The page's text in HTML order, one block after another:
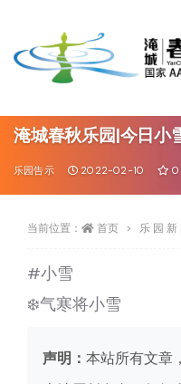
淹城春秋乐园|今日小
乐园告示 2022-02-10 0
当前位置： 首页 乐 园 新
#小雪
❄️气寒将小雪
声明： 本站所有文章